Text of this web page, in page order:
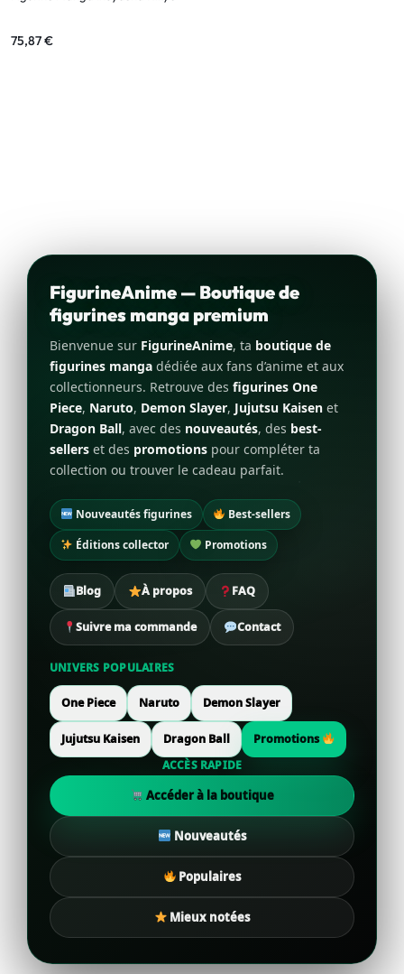
75,87€
FigurineAnime — Boutique de
figurines manga premium
Bienvenue sur FigurineAnime, ta boutique de
figurines manga dédiée aux fans d’anime et aux
collectionneurs. Retrouve des figurines One
Piece, Naruto, Demon Slayer, Jujutsu Kaisen et
Dragon Ball, avec des nouveautés, des best-
sellers et des promotions pour compléter ta
collection ou trouver le cadeau parfait.
Nouveautés figurines
Best-sellers
Éditions collector
Promotions
Blog À propos FAQ
Suivre ma commande Contact
UNIVERS POPULAIRES
One Piece Naruto Demon Slayer
Jujutsu Kaisen Dragon Ball
Promotions
ACCÈS RAPIDE
Accéder à la boutique
Nouveautés
Populaires
Mieux notées